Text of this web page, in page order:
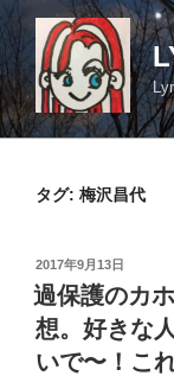
コ
ン
テ
ン
ツ
タグ: 梅沢昌代
投
稿
日:
2017年9月13日
過保護のカ
想。好きな
いで〜！こ